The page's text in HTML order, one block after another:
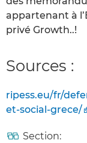
appartenant à
privé Growth..!
Sources :
ripess.eu/fr/
et-social-grece/
Section: